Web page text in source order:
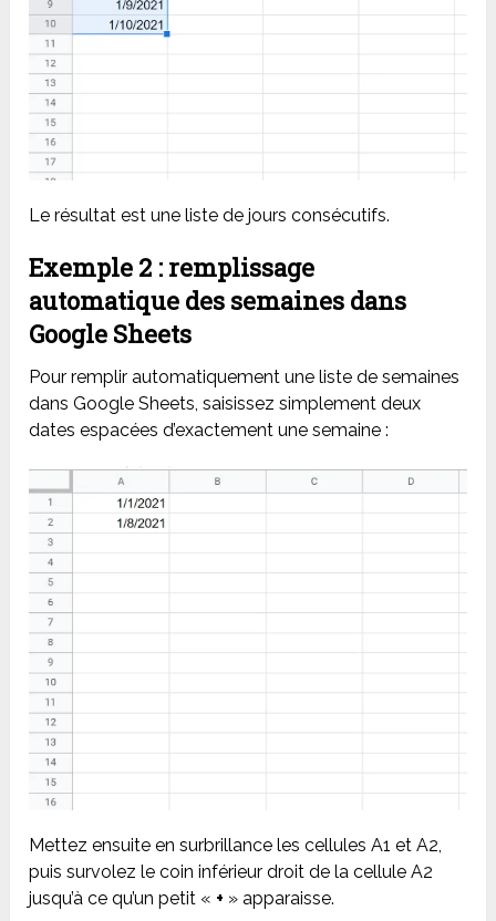
Le résultat est une liste de jours consécutifs.
Exemple 2 : remplissage
automatique des semaines dans
Google Sheets
Pour remplir automatiquement une liste de semaines
dans Google Sheets, saisissez simplement deux
dates espacées d’exactement une semaine :
Mettez ensuite en surbrillance les cellules A1 et A2,
puis survolez le coin inférieur droit de la cellule A2
jusqu’à ce qu’un petit « + » apparaisse.